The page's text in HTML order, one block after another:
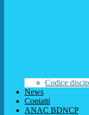
Codice
News
Contatti
ANAC BDNCP